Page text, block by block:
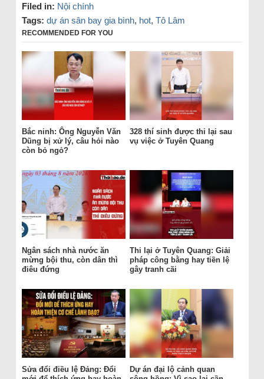
Filed in: Nội chính
Tags: dự án sân bay gia bình, hot, Tô Lâm
RECOMMENDED FOR YOU
Bắc ninh: Ông Nguyễn Văn
Dũng bị xử lý, câu hỏi nào
còn bỏ ngỏ?
328 thí sinh được thi lại sau
vụ việc ở Tuyên Quang
Ngân sách nhà nước ăn
mừng bội thu, còn dân thì
điêu đứng
Thi lại ở Tuyên Quang: Giải
pháp công bằng hay tiền lệ
gây tranh cãi
Sửa đổi điều lệ Đảng: Đổi
Dự án đại lộ cảnh quan